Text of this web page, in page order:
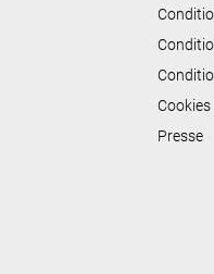
Cookies
Presse